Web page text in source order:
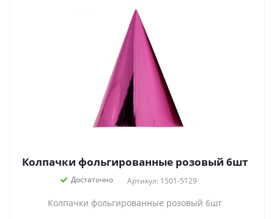
Колпачки фольгированные розовый 6шт
Достаточно Артикул: 1501-5129
Колпачки фольгированные розовый 6шт